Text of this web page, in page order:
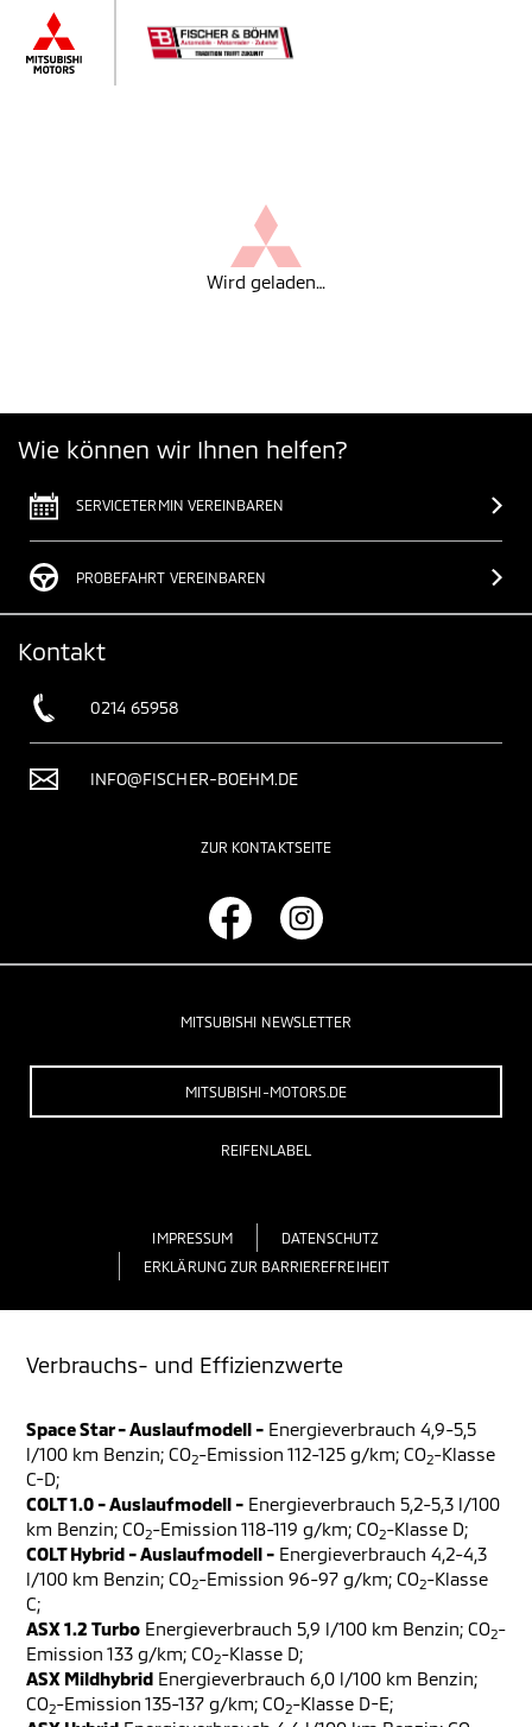
Wird geladen…
Wie können wir Ihnen helfen?
SERVICETERMIN VEREINBAREN
PROBEFAHRT VEREINBAREN
Kontakt
0214 65958
INFO@FISCHER-BOEHM.DE
ZUR KONTAKTSEITE
MITSUBISHI NEWSLETTER
MITSUBISHI-MOTORS.DE
REIFENLABEL
IMPRESSUM
DATENSCHUTZ
ERKLÄRUNG ZUR BARRIEREFREIHEIT
Verbrauchs- und Effizienzwerte
Space Star - Auslaufmodell - Energieverbrauch 4,9-5,5
l/100 km Benzin; CO2-Emission 112-125 g/km; CO2-Klasse
C-D;
COLT 1.0 - Auslaufmodell - Energieverbrauch 5,2-5,3 l/100
km Benzin; CO2-Emission 118-119 g/km; CO2-Klasse D;
COLT Hybrid - Auslaufmodell - Energieverbrauch 4,2-4,3
l/100 km Benzin; CO2-Emission 96-97 g/km; CO2-Klasse
C;
ASX 1.2 Turbo Energieverbrauch 5,9 l/100 km Benzin; CO2-
Emission 133 g/km; CO2-Klasse D;
ASX Mildhybrid Energieverbrauch 6,0 l/100 km Benzin;
CO2-Emission 135-137 g/km; CO2-Klasse D-E;